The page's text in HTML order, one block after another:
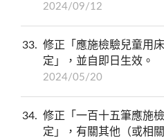
2024/09/12
33
修正「應施檢驗兒童用
定」，並自即日生效。
2024/05/20
34
修正「一百十五筆應施
定」，有關其他（或相